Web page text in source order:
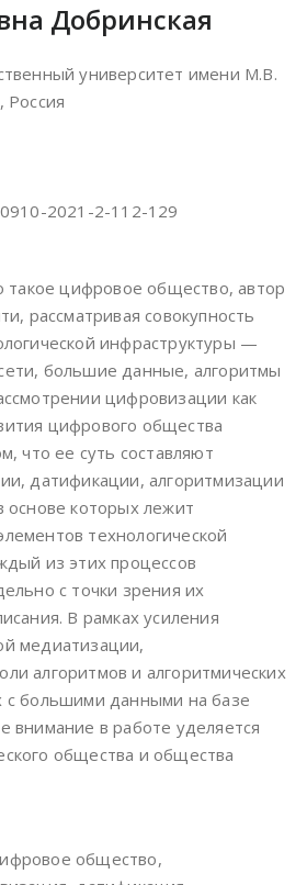
Добринская
университет имени М.В.
Россия
2021-2-112-129
такое цифровое общество, автор
рассматривая совокупность
инфраструктуры —
большие данные, алгоритмы
цифровизации как
цифрового общества
что ее суть составляют
датификации, алгоритмизации
основе которых лежит
технологической
из этих процессов
с точки зрения их
В рамках усиления
медиатизации,
алгоритмов и алгоритмических
с большими данными на базе
внимание в работе уделяется
общества и общества
общество,